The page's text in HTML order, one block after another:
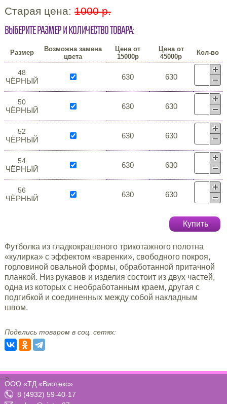
Старая цена: 1000 р.
Выберите размер и количество товара:
Размер
Возможна замена
цвета
Цена от
15000р
Цена от
45000р
Кол-во
48
ЧЁРНЫЙ 630 630
50
ЧЁРНЫЙ 630 630
52
ЧЁРНЫЙ 630 630
54
ЧЁРНЫЙ 630 630
56
ЧЁРНЫЙ 630 630
Купить
Футболка из гладкокрашеного трикотажного полотна
«кулирка» с эффектом «варенки», свободного покроя,
горловиной овальной формы, обработанной притачной
планкой. Низ рукавов и изделия состоит из двух частей,
одна из которых с необработанным краем, другая с
подгибкой и соединенных между собой накладным
швом.
Поделись товаром в соц. сетях:
ООО «ТД «Виотекс»
8 (4932) 59-40-17
-->